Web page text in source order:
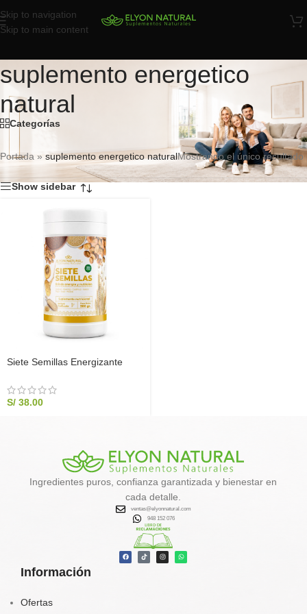
Skip to navigation
Skip to main content
suplemento energetico
natural
Categorías
Portada » suplemento energetico naturalMostrando el único resultado
Show sidebar
Siete Semillas Energizante
Nutricional | Elyon Natural
S/ 38.00
Información
Ofertas
Ingredientes puros, confianza garantizada y bienestar en
cada detalle.
ventas@elyonnatural.com
948 152 076